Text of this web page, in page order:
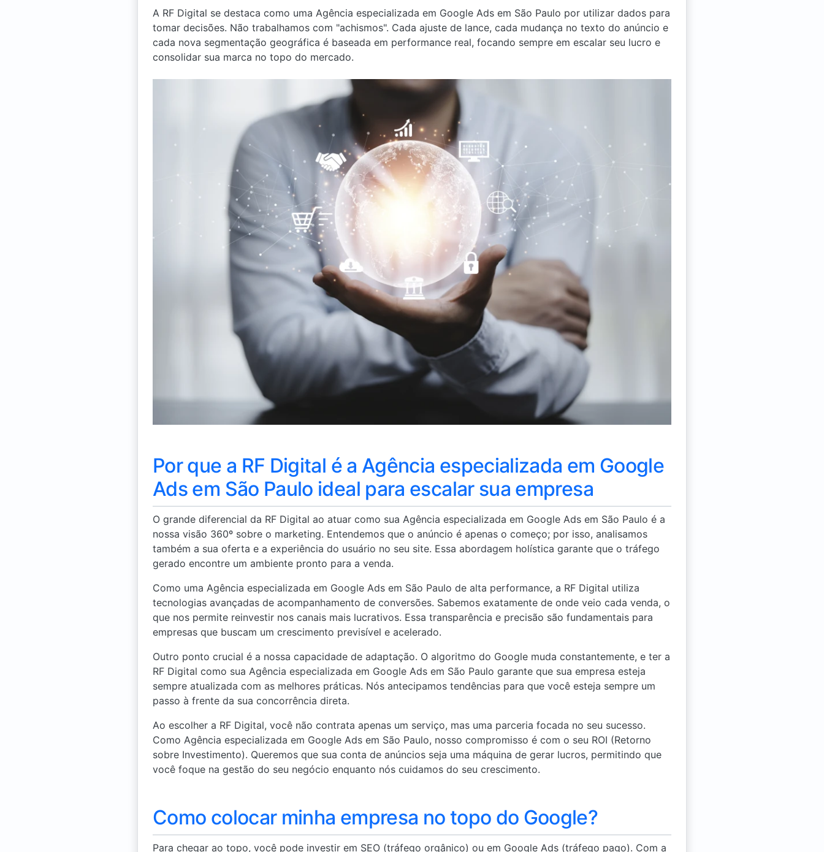
A RF Digital se destaca como uma Agência especializada em Google Ads em São Paulo por utilizar dados para
tomar decisões. Não trabalhamos com "achismos". Cada ajuste de lance, cada mudança no texto do anúncio e
cada nova segmentação geográfica é baseada em performance real, focando sempre em escalar seu lucro e
consolidar sua marca no topo do mercado.
Por que a RF Digital é a Agência especializada em Google
Ads em São Paulo ideal para escalar sua empresa
O grande diferencial da RF Digital ao atuar como sua Agência especializada em Google Ads em São Paulo é a
nossa visão 360º sobre o marketing. Entendemos que o anúncio é apenas o começo; por isso, analisamos
também a sua oferta e a experiência do usuário no seu site. Essa abordagem holística garante que o tráfego
gerado encontre um ambiente pronto para a venda.
Como uma Agência especializada em Google Ads em São Paulo de alta performance, a RF Digital utiliza
tecnologias avançadas de acompanhamento de conversões. Sabemos exatamente de onde veio cada venda, o
que nos permite reinvestir nos canais mais lucrativos. Essa transparência e precisão são fundamentais para
empresas que buscam um crescimento previsível e acelerado.
Outro ponto crucial é a nossa capacidade de adaptação. O algoritmo do Google muda constantemente, e ter a
RF Digital como sua Agência especializada em Google Ads em São Paulo garante que sua empresa esteja
sempre atualizada com as melhores práticas. Nós antecipamos tendências para que você esteja sempre um
passo à frente da sua concorrência direta.
Ao escolher a RF Digital, você não contrata apenas um serviço, mas uma parceria focada no seu sucesso.
Como Agência especializada em Google Ads em São Paulo, nosso compromisso é com o seu ROI (Retorno
sobre Investimento). Queremos que sua conta de anúncios seja uma máquina de gerar lucros, permitindo que
você foque na gestão do seu negócio enquanto nós cuidamos do seu crescimento.
Como colocar minha empresa no topo do Google?
Para chegar ao topo, você pode investir em SEO (tráfego orgânico) ou em Google Ads (tráfego pago). Com a